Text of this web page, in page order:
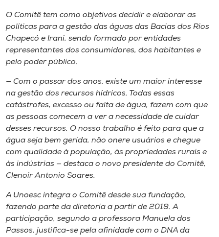
Unoesc
Store
Selecione
o idioma
A+
A-
O Comitê tem como objetivos decidir e elaborar as
políticas para a gestão das águas das Bacias dos Rios
Chapecó e Irani, sendo formado por entidades
representantes dos consumidores, dos habitantes e
pelo poder público.
— Com o passar dos anos, existe um maior interesse
na gestão dos recursos hídricos. Todas essas
catástrofes, excesso ou falta de água, fazem com que
as pessoas comecem a ver a necessidade de cuidar
desses recursos. O nosso trabalho é feito para que a
água seja bem gerida, não onere usuários e chegue
com qualidade à população, às propriedades rurais e
às indústrias — destaca o novo presidente do Comitê,
Clenoir Antonio Soares.
A Unoesc integra o Comitê desde sua fundação,
fazendo parte da diretoria a partir de 2019. A
participação, segundo a professora Manuela dos
Passos, justifica-se pela afinidade com o DNA da